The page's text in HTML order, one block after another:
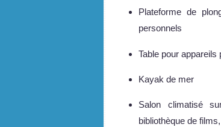
Plateforme de
personnels
Table pour
Kayak de mer
Salon climatisé
bibliothèque de